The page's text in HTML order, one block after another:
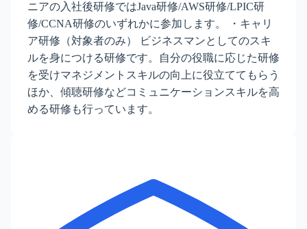
ニアの入社後研修ではJava研修/AWS研修/LPIC研
修/CCNA研修のいずれかに参加します。 ・キャリ
ア研修（対象者のみ） ビジネスマンとしてのスキ
ルを身につける研修です。自分の役職に応じた研修
を受けマネジメントスキルの向上に役立ててもらう
ほか、傾聴研修などコミュニケーションスキルを高
める研修も行っています。